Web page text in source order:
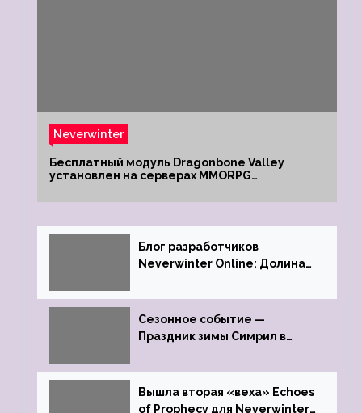
Neverwinter
Бесплатный модуль Dragonbone Valley
установлен на серверах MMORPG
Блог разработчиков
Neverwinter Online: Долина
Сезонное событие —
Праздник зимы Симрил в
Вышла вторая «веха» Echoes
of Prophecy для Neverwinter